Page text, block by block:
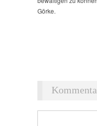
Görke.